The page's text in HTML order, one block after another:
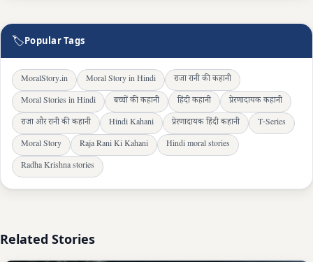
🏷Popular Tags
MoralStory.in Moral Story in Hindi
राजा रानी की कहानी
Moral Stories in Hindi
बच्चों की कहानी हिंदी कहानी
प्रेरणादायक कहानी
राजा और रानी की कहानी
Hindi Kahani प्रेरणादायक हिंदी कहानी
T-Series
Moral Story
Raja Rani Ki Kahani
Hindi moral stories
Radha Krishna stories
Related Stories